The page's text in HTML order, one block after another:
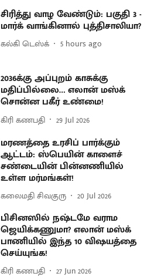
சிரித்து வாழ வேண்டும்: பகுதி 3 -
மார்க் வாங்கினால் புத்திசாலியா?
கல்கி டெஸ்க் 5 hours ago
2036க்கு அப்புறம் காசுக்கு
மதிப்பில்லை… எலான் மஸ்க்
சொன்ன பகீர் உண்மை!
கிரி கணபதி 29 Jul 2026
மரணத்தை உரசிப் பார்க்கும்
ஆட்டம்: ஸ்பெயின் காளைச்
சண்டையின் பின்னணியில்
உள்ள மர்மங்கள்!
கலைமதி சிவகுரு 20 Jul 2026
பிசினஸில் நஷ்டமே வராம
ஜெயிக்கணுமா? எலான் மஸ்க்
பாணியில் இந்த 10 விஷயத்தை
செய்யுங்க!
கிரி கணபதி 27 Jun 2026